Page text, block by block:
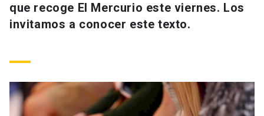
Alumni launch
Correo UC launch
Medios
Donaciones launch
que recoge El Mercurio este viernes. Los
invitamos a conocer este texto.